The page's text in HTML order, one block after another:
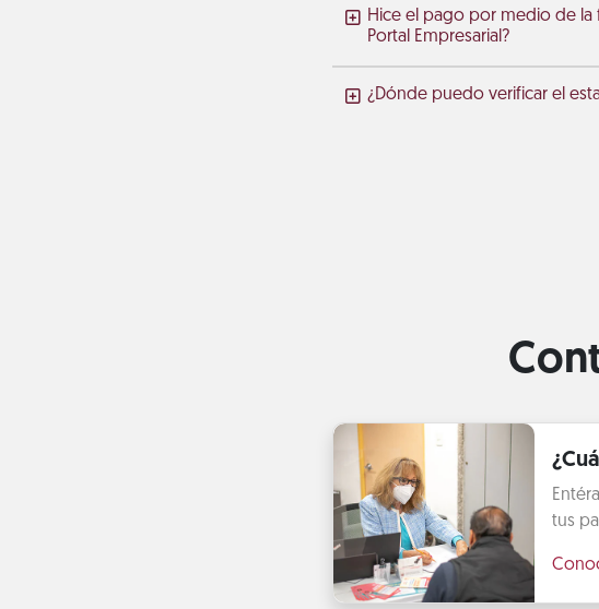
Hice el pago por medio de la
Portal Empresarial?
¿Dónde puedo verificar el
tus